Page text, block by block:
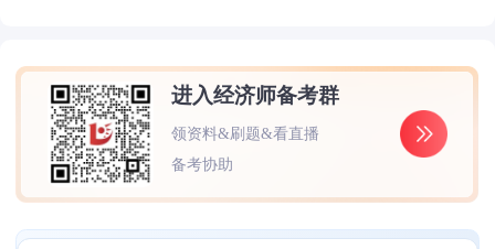
进入经济师备考群
领资料&刷题&看直播
备考协助